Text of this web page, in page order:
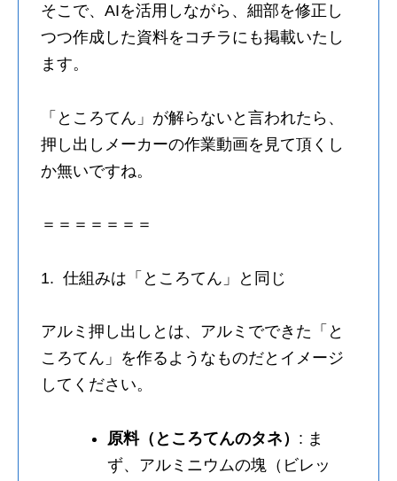
そこで、AIを活用しながら、細部を修正し
つつ作成した資料をコチラにも掲載いたし
ます。
「ところてん」が解らないと言われたら、
押し出しメーカーの作業動画を見て頂くし
か無いですね。
＝＝＝＝＝＝＝
1. 仕組みは「ところてん」と同じ
アルミ押し出しとは、アルミでできた「と
ころてん」を作るようなものだとイメージ
してください。
原料（ところてんのタネ） : ま
ず、アルミニウムの塊（ビレッ